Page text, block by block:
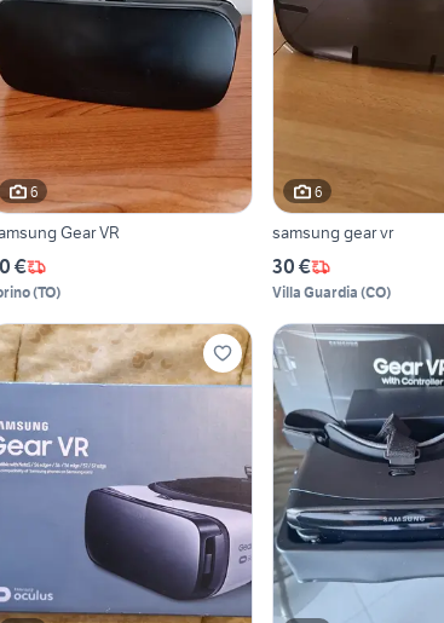
6
Gear VR
€
(TO)
6
samsung gear vr
30 €
Villa Guardia (CO)